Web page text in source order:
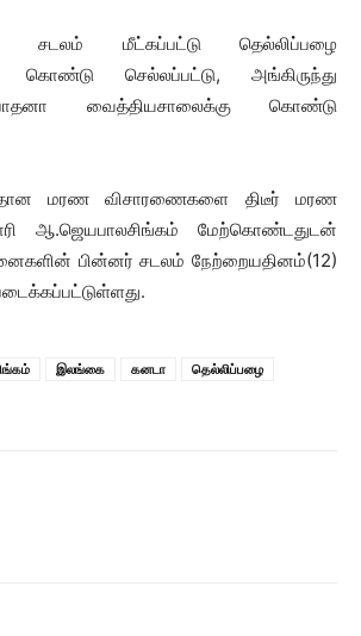
சடலம் மீட்கப்பட்டு தெல்லிப்பழை
கொண்டு செல்லப்பட்டு, அங்கிருந்து
வைத்தியசாலைக்கு கொண்டு
மரண விசாரணைகளை திடீர் மரண
ஆ.ஜெயபாலசிங்கம் மேற்கொண்டதுடன்
பின்னர் சடலம் நேற்றையதினம்(12)
இலங்கை கனடா
தெல்லிப்பழை